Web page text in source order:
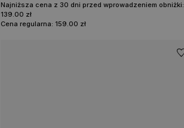
Najniższa cena z 30 dni przed wprowadzeniem obniżki:
139.00 zł
Cena regularna: 159.00 zł